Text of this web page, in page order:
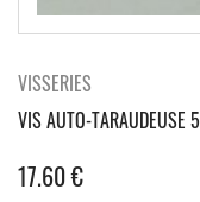
VISSERIES
VIS AUTO-TARAUDEUSE
17.60€